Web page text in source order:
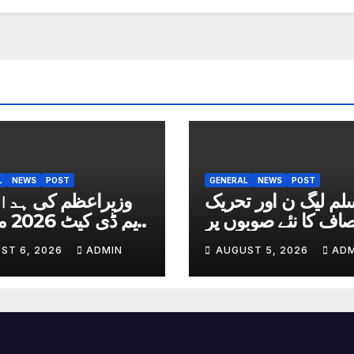
NEWS POST
وزیراعظم کی
تاریخ
6, 2026 ADMIN
GENERAL NEWS POST
لیگ ن اور تحریک
کا نئے صوبوں پر
AUGUST 5, 2026